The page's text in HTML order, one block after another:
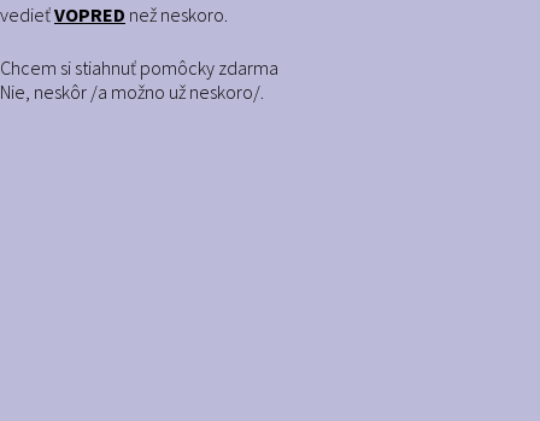
vedieťVOPRED než neskoro.
Chcem si stiahnuť pomôcky zdarma
Nie, neskôr /a možno už neskoro/.